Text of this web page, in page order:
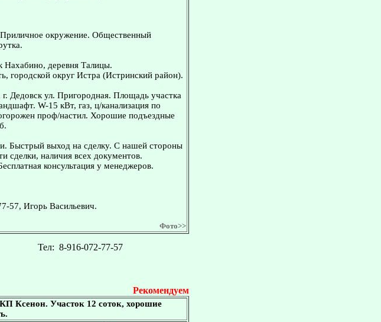
Приличное окружение. Общественный
Нахабино, деревня Талицы.
городской округ Истра (Истринский район).
ул. Пригородная. Площадь участка
W-15 кВт, газ, ц/канализация по
проф/настил. Хорошие подъездные
Быстрый выход на сделку. С нашей стороны
сделки, наличия всех документов.
консультация у менеджеров.
57, Игорь Васильевич.
Фото>>
Тел: 8-916-072-77-57
Рекомендуем
Ксенон. Участок 12 соток, хорошие